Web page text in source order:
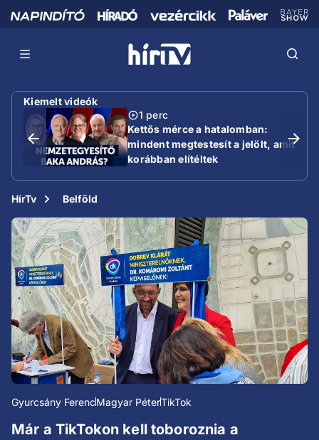
Kiemelt videók
1 perc
Kettős mérce a hatalomban:
mindent megtestesít a jelölt, amit
korábban elítéltek
HírTv Belföld
Gyurcsány FerencMagyar PéterTikTok
Már a TikTokon kell toboroznia a